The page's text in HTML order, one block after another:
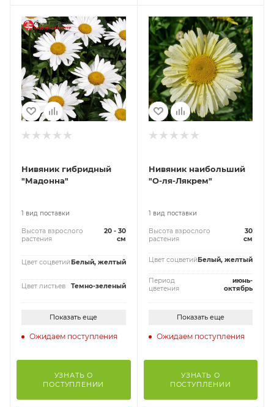
Нивяник гибридный
"Мадонна"
1 вид поставки
Высота взрослого
растения
20 - 30
см
Цвет соцветий Белый, желтый
Цвет листьев Темно-зеленый
Показать еще
Ожидаем поступления
УЗНАТЬ О
ПОСТУПЛЕНИИ
Нивяник наибольший
"О-ля-Лякрем"
1 вид поставки
Высота взрослого
растения
30
см
Цвет соцветийБелый, желтый
Период
цветения
июнь-
октябрь
Показать еще
Ожидаем поступления
УЗНАТЬ О
ПОСТУПЛЕНИИ